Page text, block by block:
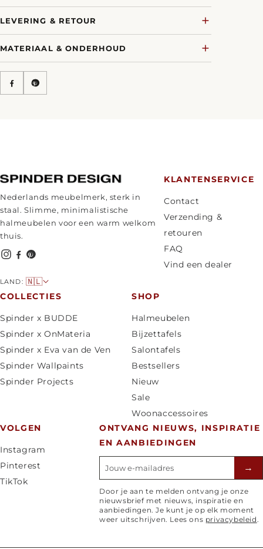
LEVERING & RETOUR
MATERIAAL & ONDERHOUD
Nederlands meubelmerk, sterk in
staal. Slimme, minimalistische
halmeubelen voor een warm welkom
thuis.
LAND: L
a
r
e
g
🇳🇱
KLANTENSERVICE
Contact
Verzending &
retouren
FAQ
Vind een dealer
COLLECTIES
Spinder x BUDDE
Spinder x OnMateria
Spinder x Eva van de Ven
Spinder Wallpaints
Spinder Projects
SHOP
Halmeubelen
Bijzettafels
Salontafels
Bestsellers
Nieuw
Sale
Woonaccessoires
VOLGEN
Instagram
Pinterest
TikTok
ONTVANG NIEUWS, INSPIRATIE
EN AANBIEDINGEN
E-mailadres →
Door je aan te melden ontvang je onze
nieuwsbrief met nieuws, inspiratie en
aanbiedingen. Je kunt je op elk moment
weer uitschrijven. Lees ons privacybeleid.